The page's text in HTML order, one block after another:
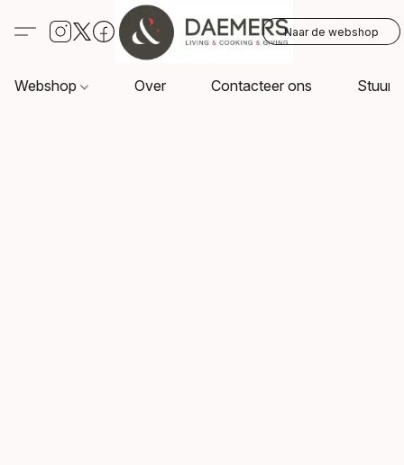
Naar de webshop
Webshop Over Contacteer ons Stuur